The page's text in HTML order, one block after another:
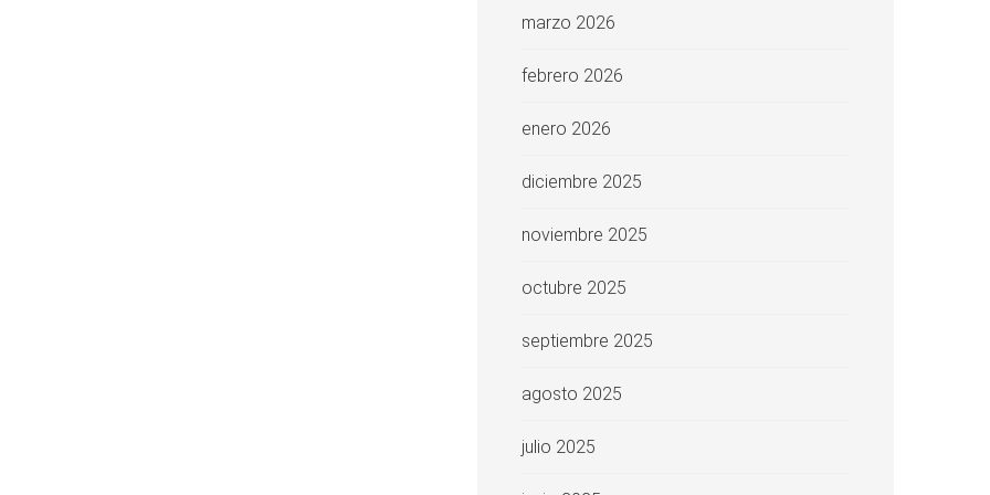
marzo 2026
febrero 2026
enero 2026
diciembre 2025
noviembre 2025
octubre 2025
septiembre 2025
agosto 2025
julio 2025